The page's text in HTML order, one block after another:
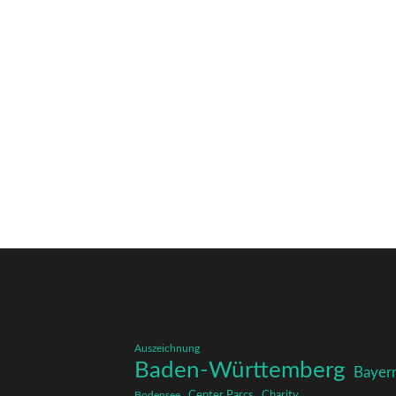
Auszeichnung
Baden-Württemberg